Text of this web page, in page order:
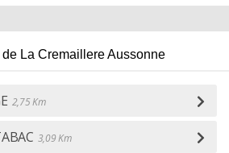
La Cremaillere Aussonne
2,75 Km
3,09 Km